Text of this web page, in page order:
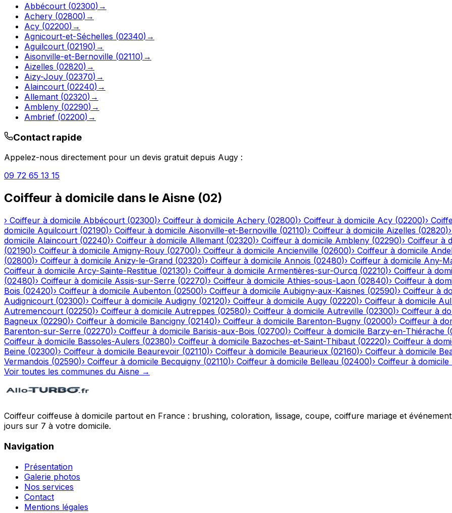
Abbécourt (02300) →
Achery (02800) →
Acy (02200) →
Agnicourt-et-Séchelles (02340) →
Aguilcourt (02190) →
Aisonville-et-Bernoville (02110) →
Aizelles (02820) →
Aizy-Jouy (02370) →
Alaincourt (02240) →
Allemant (02320) →
Ambleny (02290) →
Ambrief (02200) →
Contact rapide
Appelez-nous directement pour un devis gratuit depuis Augy :
09 72 65 13 15
Coiffeur à domicile dans le Aisne (02)
› Coiffeur à domicile Abbécourt (02300)› Coiffeur à domicile Achery (02800)› Coiffeur à domicile Acy (02200)›
domicile Aguilcourt (02190)› Coiffeur à domicile Aisonville-et-Bernoville (02110)› Coiffeur à domicile Aizelles (02820)›
domicile Alaincourt (02240)› Coiffeur à domicile Allemant (02320)› Coiffeur à domicile Ambleny (02290)› Coiffeur à
(02190)› Coiffeur à domicile Amigny-Rouy (02700)› Coiffeur à domicile Ancienville (02600)› Coiffeur à domicile
(02800)› Coiffeur à domicile Anizy-le-Grand (02320)› Coiffeur à domicile Annois (02480)› Coiffeur à domicile Any-
Coiffeur à domicile Arcy-Sainte-Restitue (02130)› Coiffeur à domicile Armentières-sur-Ourcq (02210)› Coiffeur à
(02480)› Coiffeur à domicile Assis-sur-Serre (02270)› Coiffeur à domicile Athies-sous-Laon (02840)› Coiffeur à
Bois (02420)› Coiffeur à domicile Aubenton (02500)› Coiffeur à domicile Aubigny-aux-Kaisnes (02590)› Coiffeur à
Audignicourt (02300)› Coiffeur à domicile Audigny (02120)› Coiffeur à domicile Augy (02220)› Coiffeur à domicile
Autremencourt (02250)› Coiffeur à domicile Autreppes (02580)› Coiffeur à domicile Autreville (02300)› Coiffeur à
Bagneux (02290)› Coiffeur à domicile Bancigny (02140)› Coiffeur à domicile Barenton-Bugny (02000)› Coiffeur à
Barenton-sur-Serre (02270)› Coiffeur à domicile Barisis-aux-Bois (02700)› Coiffeur à domicile Barzy-en-Thiérache (
Coiffeur à domicile Bassoles-Aulers (02380)› Coiffeur à domicile Bazoches-et-Saint-Thibaut (02220)› Coiffeur à
Beine (02300)› Coiffeur à domicile Beaurevoir (02110)› Coiffeur à domicile Beaurieux (02160)› Coiffeur à domicile
Vermandois (02590)› Coiffeur à domicile Becquigny (02110)› Coiffeur à domicile Belleau (02400)› Coiffeur à domicile
Voir toutes les communes du Aisne →
Coiffeur coiffeuse à domicile partout en France : brushing, coloration, lissage, coupe, coiffure mariage et
jours sur 7 à votre domicile.
Navigation
Présentation
Galerie photos
Nos services
Contact
Mentions légales